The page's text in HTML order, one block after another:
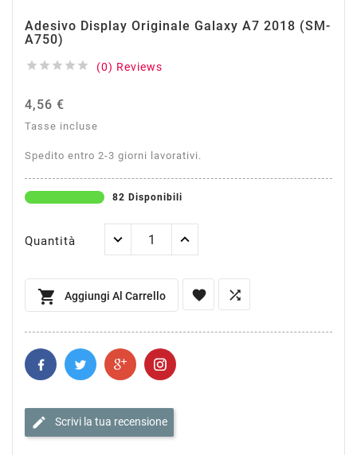
Adesivo Display Originale Galaxy A7 2018 (SM-
A750)
     (0) Reviews
4,56 €
Tasse incluse
Spedito entro 2-3 giorni lavorativi.
82 Disponibili
Quantità
 Aggiungi Al Carrello  
edit Scrivi la tua recensione